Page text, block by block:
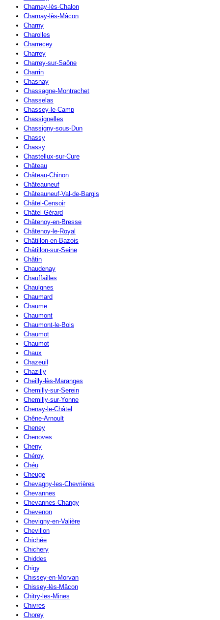
Charnay-lès-Chalon
Charnay-lès-Mâcon
Charny
Charolles
Charrecey
Charrey
Charrey-sur-Saône
Charrin
Chasnay
Chassagne-Montrachet
Chasselas
Chassey-le-Camp
Chassignelles
Chassigny-sous-Dun
Chassy
Chassy
Chastellux-sur-Cure
Château
Château-Chinon
Châteauneuf
Châteauneuf-Val-de-Bargis
Châtel-Censoir
Châtel-Gérard
Châtenoy-en-Bresse
Châtenoy-le-Royal
Châtillon-en-Bazois
Châtillon-sur-Seine
Châtin
Chaudenay
Chauffailles
Chaulgnes
Chaumard
Chaume
Chaumont
Chaumont-le-Bois
Chaumot
Chaumot
Chaux
Chazeuil
Chazilly
Cheilly-lès-Maranges
Chemilly-sur-Serein
Chemilly-sur-Yonne
Chenay-le-Châtel
Chêne-Arnoult
Cheney
Chenoves
Cheny
Chéroy
Chéu
Cheuge
Chevagny-les-Chevrières
Chevannes
Chevannes-Changy
Chevenon
Chevigny-en-Valière
Chevillon
Chichée
Chichery
Chiddes
Chigy
Chissey-en-Morvan
Chissey-lès-Mâcon
Chitry-les-Mines
Chivres
Chorey